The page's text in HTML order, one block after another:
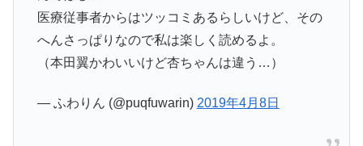
医療従事者からはツッコミあるらしいけど、その
へんさっぱりなので私は楽しく読めるよ。
（本田翼かわいいけど杏ちゃんは違う…）
— ふわりん (@puqfuwarin) 2019年4月8日